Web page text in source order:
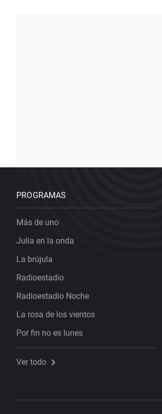
PROGRAMAS
Más de uno
Julia en la onda
La brújula
Radioestadio
Radioestadio Noche
La rosa de los vientos
Por fin no es lunes
Ver todo